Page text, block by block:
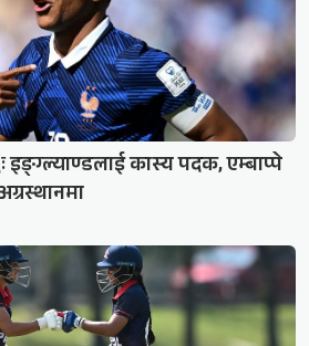
कास्य पदक, एम्बाप्पे